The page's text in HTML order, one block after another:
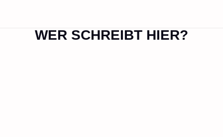
WER SCHREIBT HIER?